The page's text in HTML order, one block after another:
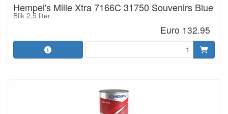
Hempel's Mille Xtra 7166C 31750 Souvenirs Blue
Blik 2,5 liter
Euro 132.95